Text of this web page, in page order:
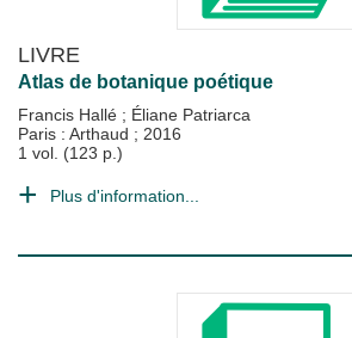
LIVRE
Atlas de botanique poétique
Francis Hallé ; Éliane Patriarca
Paris : Arthaud ; 2016
1 vol. (123 p.)
Plus d'information...